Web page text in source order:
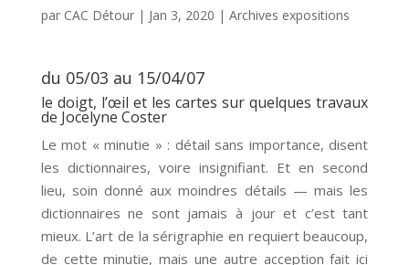
par CAC Détour| Jan 3, 2020 | Archives expositions
du 05/03 au 15/04/07
le doigt, l’œil et les cartes sur quelques travaux
de Jocelyne Coster
Le mot « minutie » : détail sans importance, disent
les dictionnaires, voire insignifiant. Et en second
lieu, soin donné aux moindres détails — mais les
dictionnaires ne sont jamais à jour et c’est tant
mieux. L’art de la sérigraphie en requiert beaucoup,
de cette minutie, mais une autre acception fait ici